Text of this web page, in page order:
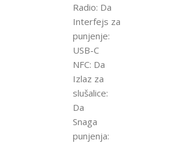
Radio: Da
Interfejs za
punjenje:
USB-C
NFC: Da
Izlaz za
slušalice:
Da
Snaga
punjenja: